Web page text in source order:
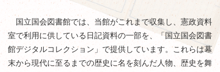
国立国会図書館では、当館がこれまで収集し、憲政資料
室で利用に供している日記資料の一部を、「国立国会図書
館デジタルコレクション」で提供しています。これらは幕
末から現代に至るまでの歴史に名を刻んだ人物、歴史を舞